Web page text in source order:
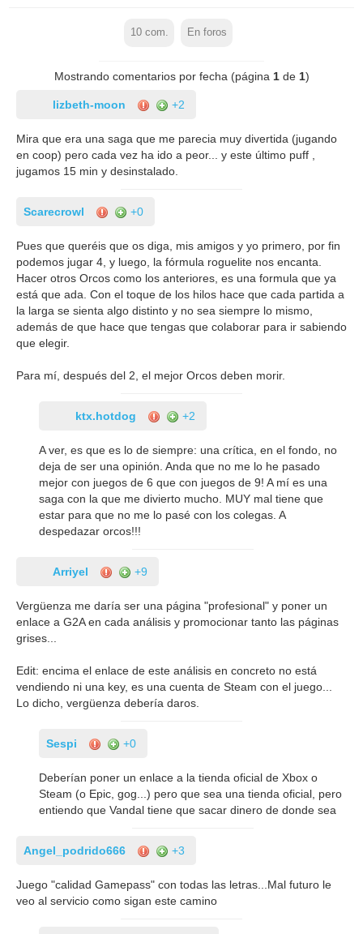
10com. En foros
Mostrando comentarios por fecha (página 1de 1)
lizbeth-moon +2
Mira que era una saga que me parecia muy divertida (jugando
en coop) pero cada vez ha ido a peor... y este último puff ,
jugamos 15 min y desinstalado.
Scarecrowl +0
Pues que queréis que os diga, mis amigos y yo primero, por fin
podemos jugar 4, y luego, la fórmula roguelite nos encanta.
Hacer otros Orcos como los anteriores, es una formula que ya
está que ada. Con el toque de los hilos hace que cada partida a
la larga se sienta algo distinto y no sea siempre lo mismo,
además de que hace que tengas que colaborar para ir sabiendo
que elegir.
Para mí, después del 2, el mejor Orcos deben morir.
ktx.hotdog +2
A ver, es que es lo de siempre: una crítica, en el fondo, no
deja de ser una opinión. Anda que no me lo he pasado
mejor con juegos de 6 que con juegos de 9! A mí es una
saga con la que me divierto mucho. MUY mal tiene que
estar para que no me lo pasé con los colegas. A
despedazar orcos!!!
Arriyel +9
Vergüenza me daría ser una página "profesional" y poner un
enlace a G2A en cada análisis y promocionar tanto las páginas
grises...
Edit: encima el enlace de este análisis en concreto no está
vendiendo ni una key, es una cuenta de Steam con el juego...
Lo dicho, vergüenza debería daros.
Sespi +0
Deberían poner un enlace a la tienda oficial de Xbox o
Steam (o Epic, gog...) pero que sea una tienda oficial, pero
entiendo que Vandal tiene que sacar dinero de donde sea
Angel_podrido666 +3
Juego "calidad Gamepass" con todas las letras...Mal futuro le
veo al servicio como sigan este camino